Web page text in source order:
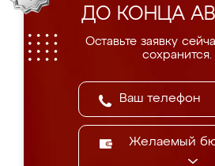
ДО КОНЦА
Оставьте заявку
сохранится.
Желаемый